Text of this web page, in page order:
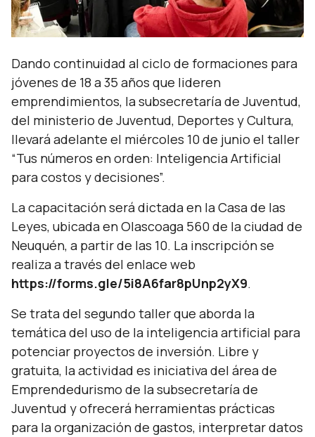
Dando continuidad al ciclo de formaciones para
jóvenes de 18 a 35 años que lideren
emprendimientos, la subsecretaría de Juventud,
del ministerio de Juventud, Deportes y Cultura,
llevará adelante el miércoles 10 de junio el taller
“Tus números en orden: Inteligencia Artificial
para costos y decisiones”.
La capacitación será dictada en la Casa de las
Leyes, ubicada en Olascoaga 560 de la ciudad de
Neuquén, a partir de las 10. La inscripción se
realiza a través del enlace web
https://forms.gle/5i8A6far8pUnp2yX9.
Se trata del segundo taller que aborda la
temática del uso de la inteligencia artificial para
potenciar proyectos de inversión. Libre y
gratuita, la actividad es iniciativa del área de
Emprendedurismo de la subsecretaría de
Juventud y ofrecerá herramientas prácticas
para la organización de gastos, interpretar datos